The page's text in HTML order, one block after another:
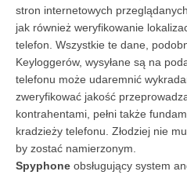
stron internetowych
jak również weryfikowanie
telefon. Wszystkie te dane,
Keyloggerów, wysyłane są na
telefonu może udaremnić
zweryfikować jakość
kontrahentami, pełni także
kradzieży telefonu. Złodziej nie
by zostać namierzonym.
Spyphone obsługujący system